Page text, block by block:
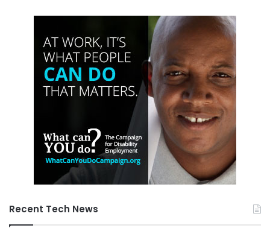
Recent Tech News